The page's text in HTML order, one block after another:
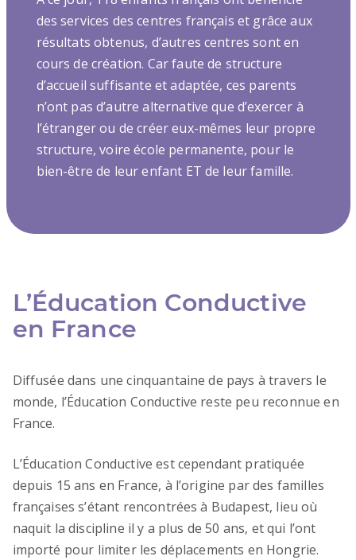
des services des centres français et grâce aux
résultats obtenus, d’autres centres sont en
cours de création. Car faute de structure
d’accueil suffisante et adaptée, ces parents
n’ont pas d’autre alternative que d’exercer à
l’étranger ou de créer eux-mêmes leur propre
structure, voire école permanente, pour le
bien-être de leur enfant ET de leur famille.
L’Éducation Conductive
en France
Diffusée dans une cinquantaine de pays à travers le
monde, l’Éducation Conductive reste peu reconnue en
France.
L’Éducation Conductive est cependant pratiquée
depuis 15 ans en France, à l’origine par des familles
françaises s’étant rencontrées à Budapest, lieu où
naquit la discipline il y a plus de 50 ans, et qui l’ont
importé pour limiter les déplacements en Hongrie.